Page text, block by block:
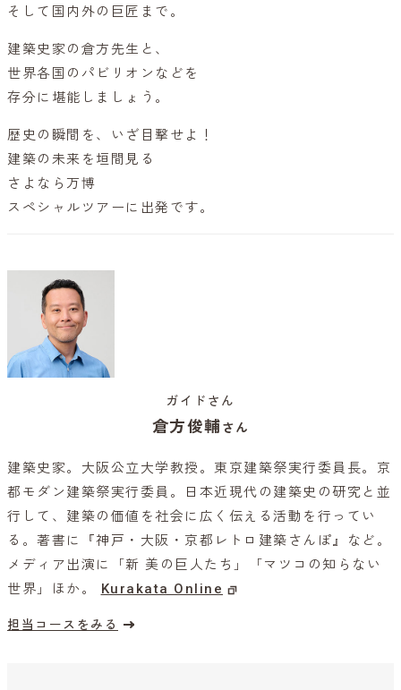
そして国内外の巨匠まで。
建築史家の倉方先生と、
世界各国のパビリオンなどを
存分に堪能しましょう。
歴史の瞬間を、いざ目撃せよ！
建築の未来を垣間見る
さよなら万博
スペシャルツアーに出発です。
ガイドさん
倉方俊輔さん
建築史家。大阪公立大学教授。東京建築祭実行委員長。京
都モダン建築祭実行委員。日本近現代の建築史の研究と並
行して、建築の価値を社会に広く伝える活動を行ってい
る。著書に『神戸・大阪・京都レトロ建築さんぽ』など。
メディア出演に「新 美の巨人たち」「マツコの知らない
世界」ほか。 Kurakata Online
担当コースをみる